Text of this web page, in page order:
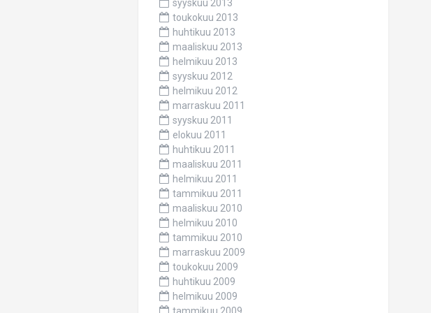
syyskuu 2013
toukokuu 2013
huhtikuu 2013
maaliskuu 2013
helmikuu 2013
syyskuu 2012
helmikuu 2012
marraskuu 2011
syyskuu 2011
elokuu 2011
huhtikuu 2011
maaliskuu 2011
helmikuu 2011
tammikuu 2011
maaliskuu 2010
helmikuu 2010
tammikuu 2010
marraskuu 2009
toukokuu 2009
huhtikuu 2009
helmikuu 2009